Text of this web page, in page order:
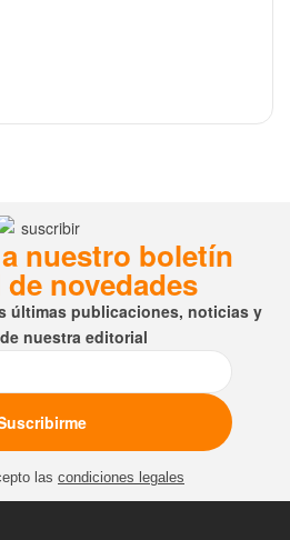
nuestro boletín
novedades
últimas publicaciones, noticias y
nuestra editorial
las condiciones legales